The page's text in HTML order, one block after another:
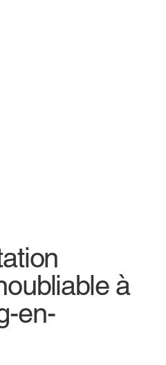
à
en-
à
en-